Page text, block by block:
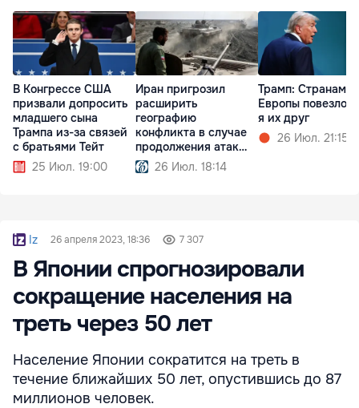
В Конгрессе США
призвали допросить
младшего сына
Трампа из-за связей
с братьями Тейт
25 Июл. 19:00
Иран пригрозил
расширить
географию
конфликта в случае
продолжения атак
США26 Июл. 18:14
Трамп: Cтранам
Европы повезло,
я их друг
26 Июл. 21:15
Iz 26 апреля 2023, 18:36 7 307
В Японии спрогнозировали
сокращение населения на
треть через 50 лет
Население Японии сократится на треть в
течение ближайших 50 лет, опустившись до 87
миллионов человек.